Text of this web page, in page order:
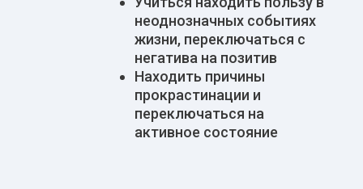
неоднозначных событиях
жизни, переключаться с
негатива на позитив
Находить причины
прокрастинации и
переключаться на
активное состояние